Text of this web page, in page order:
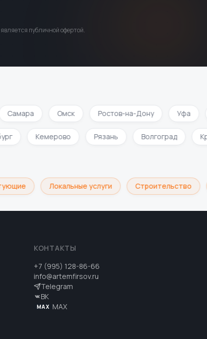
публичной офертой.
Самара Омск Ростов-на-Дону Уфа
Кемерово Рязань Волгоград
Локальные услуги Строительство
КОНТАКТЫ
+7 (995) 128-86-66
info@artemfirsov.ru
Telegram
ВК
MAX MAX